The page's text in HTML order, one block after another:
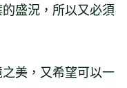
盛況，所以又必須
美，又希望可以一